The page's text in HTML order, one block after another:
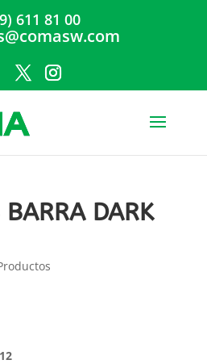
611 81 00
BARRA DARK
12